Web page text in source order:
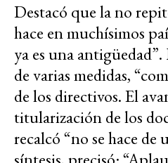
Destacó que la no
hace en muchísimos
ya es una
de varias medidas,
de los directivos. El
titularización de los
recalcó “no se hace